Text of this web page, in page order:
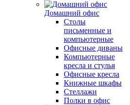
Домашний офис
Столы
письменные и
компьютерные
Офисные диваны
Компьютерные
кресла и стулья
Офисные кресла
Книжные шкафы
Стеллажи
Полки в офис